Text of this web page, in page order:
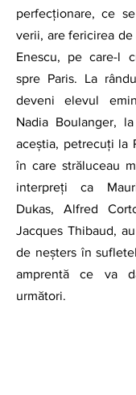
perfecționare, ce
verii, are fericirea
Enescu, pe care-l
spre Paris. La
deveni elevul
Nadia Boulanger,
aceștia, petrecuți la
în care străluceau
interpreți ca
Dukas, Alfred
Jacques Thibaud,
de neșters în
amprentă ce va
următori.